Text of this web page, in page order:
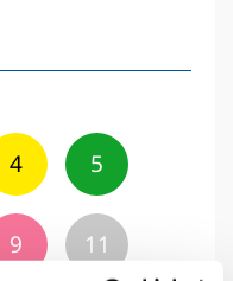
4 5
9 11